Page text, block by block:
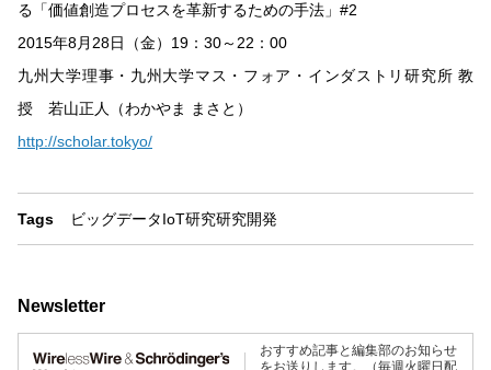
る「価値創造プロセスを革新するための手法」#2
2015年8月28日（金）19：30～22：00
九州大学理事・九州大学マス・フォア・インダストリ研究所 教
授 若山正人（わかやま まさと）
http://scholar.tokyo/
Tags ビッグデータIoT研究研究開発
Newsletter
おすすめ記事と編集部のお知らせ